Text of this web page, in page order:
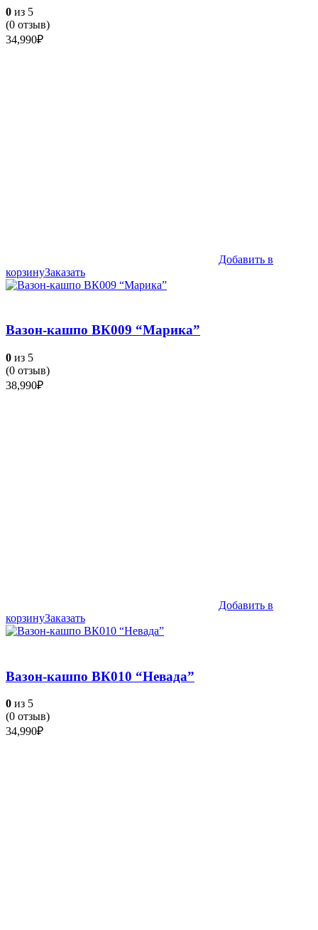
0 из 5
(0 отзыв)
34,990₽
Добавить в
корзинуЗаказать
Вазон-кашпо ВК009 “Марика”
0 из 5
(0 отзыв)
38,990₽
Добавить в
корзинуЗаказать
Вазон-кашпо ВК010 “Невада”
0 из 5
(0 отзыв)
34,990₽